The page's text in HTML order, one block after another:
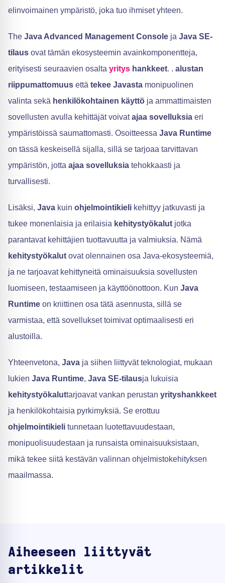
elinvoimainen ympäristö, joka tuo ihmiset yhteen.
The Java Advanced Management Console ja Java SE-
tilaus ovat tämän ekosysteemin avainkomponentteja,
erityisesti seuraavien osalta yritys hankkeet. . alustan
riippumattomuus että tekee Javasta monipuolinen
valinta sekä henkilökohtainen käyttö ja ammattimaisten
sovellusten avulla kehittäjät voivatajaa sovelluksia eri
ympäristöissä saumattomasti. Osoitteessa Java Runtime
on tässä keskeisellä sijalla, sillä se tarjoaa tarvittavan
ympäristön, jotta ajaa sovelluksia tehokkaasti ja
turvallisesti.
Lisäksi, Java kuin ohjelmointikieli kehittyy jatkuvasti ja
tukee monenlaisia ja erilaisia kehitystyökalut jotka
parantavat kehittäjien tuottavuutta ja valmiuksia. Nämä
kehitystyökalut ovat olennainen osa Java-ekosysteemiä,
ja ne tarjoavat kehittyneitä ominaisuuksia sovellusten
luomiseen, testaamiseen ja käyttöönottoon. Kun Java
Runtime on kriittinen osa tätä asennusta, sillä se
varmistaa, että sovellukset toimivat optimaalisesti eri
alustoilla.
Yhteenvetona, Java ja siihen liittyvät teknologiat, mukaan
lukien Java Runtime, Java SE-tilausja lukuisia
kehitystyökaluttarjoavat vankan perustan yrityshankkeet
ja henkilökohtaisia pyrkimyksiä. Se erottuu
ohjelmointikieli tunnetaan luotettavuudestaan,
monipuolisuudestaan ja runsaista ominaisuuksistaan,
mikä tekee siitä kestävän valinnan ohjelmistokehityksen
maailmassa.
Aiheeseen liittyvät
artikkelit